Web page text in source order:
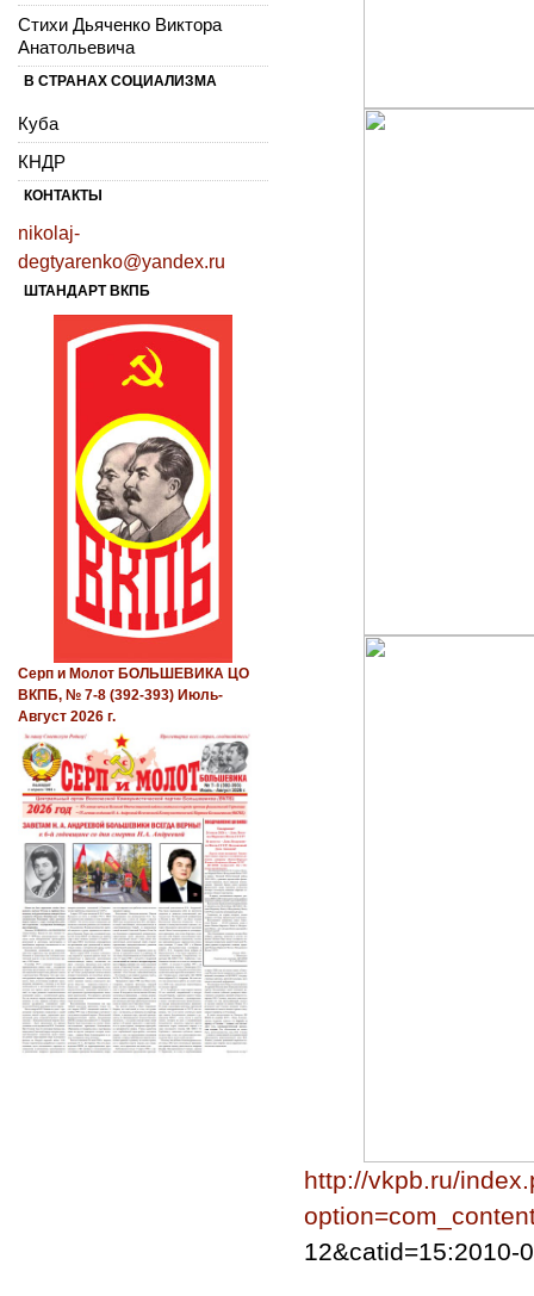
http://vkpb.ru/
12&catid=15:2010-
Стихи Дьяченко Виктора
Анатольевича
В СТРАНАХ СОЦИАЛИЗМА
Куба
КНДР
КОНТАКТЫ
nikolaj-
degtyarenko@yandex.ru
ШТАНДАРТ ВКПБ
Серп и Молот БОЛЬШЕВИКА ЦО
ВКПБ, № 7-8 (392-393) Июль-
Август 2026 г.